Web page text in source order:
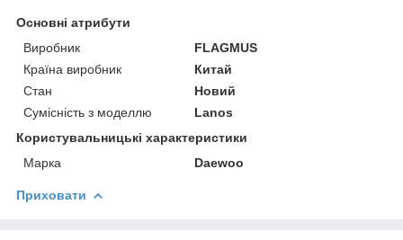
Основні атрибути
Виробник
FLAGMUS
Країна виробник
Китай
Стан
Новий
Сумісність з моделлю
Lanos
Користувальницькі характеристики
Марка
Daewoo
Приховати